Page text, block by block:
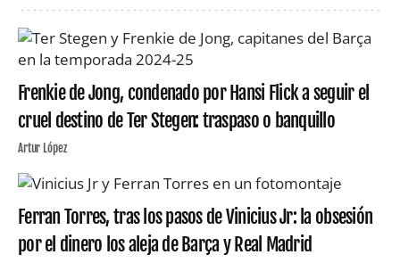
Frenkie de Jong, condenado por Hansi Flick a seguir el
cruel destino de Ter Stegen: traspaso o banquillo
Artur López
Ferran Torres, tras los pasos de Vinicius Jr: la obsesión
por el dinero los aleja de Barça y Real Madrid